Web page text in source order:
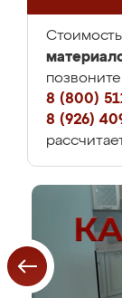
8 (800)
8 (926)